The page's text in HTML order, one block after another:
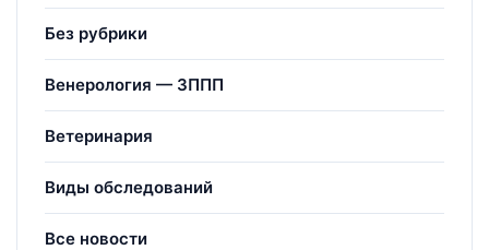
Без рубрики
Венерология — ЗППП
Ветеринария
Виды обследований
Все новости